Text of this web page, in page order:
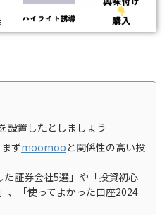
設置したとしましょう
ずmoomooと関係性の高い投
た証券会社5選」や「投資初心
、「使ってよかった口座2024